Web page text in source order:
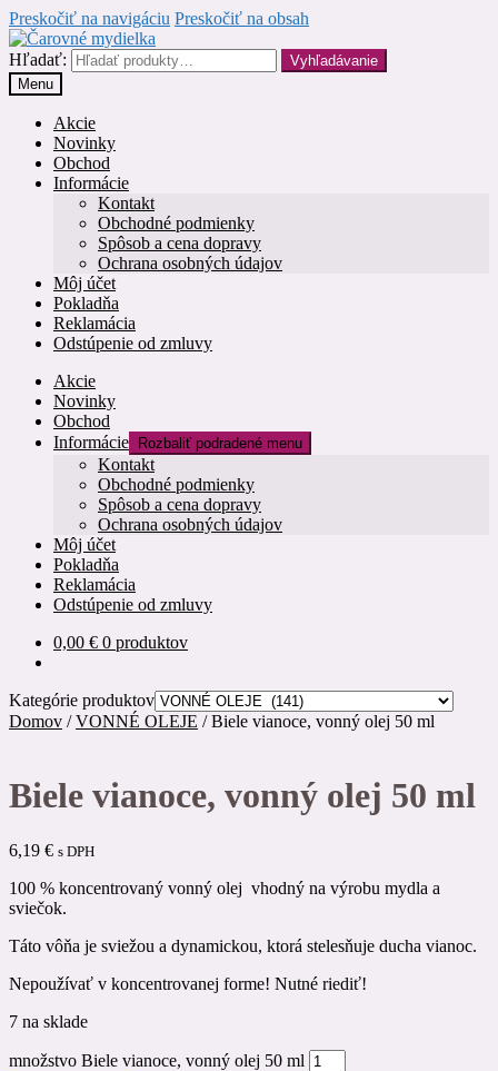
Preskočiť na navigáciu Preskočiť na obsah
Hľadať:
Vyhľadávanie
Menu
Akcie
Novinky
Obchod
Informácie
Kontakt
Obchodné podmienky
Spôsob a cena dopravy
Ochrana osobných údajov
Môj účet
Pokladňa
Reklamácia
Odstúpenie od zmluvy
Akcie
Novinky
Obchod
Informácie
Rozbaliť podradené menu
Kontakt
Obchodné podmienky
Spôsob a cena dopravy
Ochrana osobných údajov
Môj účet
Pokladňa
Reklamácia
Odstúpenie od zmluvy
0,00 € 0 produktov
Kategórie produktov
Domov /VONNÉ OLEJE /Biele vianoce, vonný olej 50 ml
Biele vianoce, vonný olej 50 ml
6,19 € s DPH
100 % koncentrovaný vonný olej vhodný na výrobu mydla a
sviečok.
Táto vôňa je sviežou a dynamickou, ktorá stelesňuje ducha vianoc.
Nepoužívať v koncentrovanej forme! Nutné riediť!
7 na sklade
množstvo Biele vianoce, vonný olej 50 ml